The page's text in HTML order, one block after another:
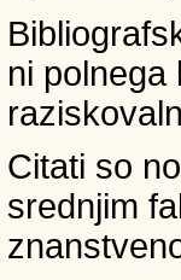
ni polnega
Citati so
srednjim